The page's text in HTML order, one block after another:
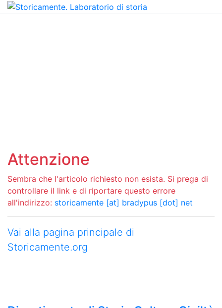
Attenzione
Sembra che l'articolo richiesto non esista. Si prega di
controllare il link e di riportare questo errore
all'indirizzo: storicamente [at] bradypus [dot] net
Vai alla pagina principale di
Storicamente.org